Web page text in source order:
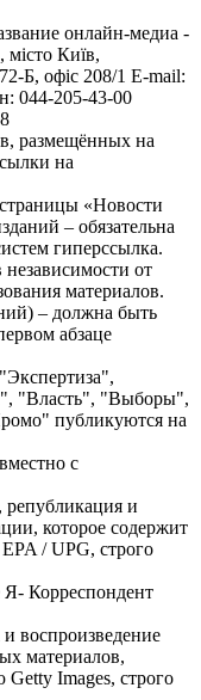
онлайн-медиа -
Київ,
офіс 208/1 E-mail:
044-205-43-00
размещённых на
на
«Новости
– обязательна
гиперссылка.
от
материалов.
– должна быть
абзаце
"Власть", "Выборы",
публикуются на
с
и
которое содержит
/ UPG, строго
Я- Корреспондент
воспроизведение
материалов,
Images, строго